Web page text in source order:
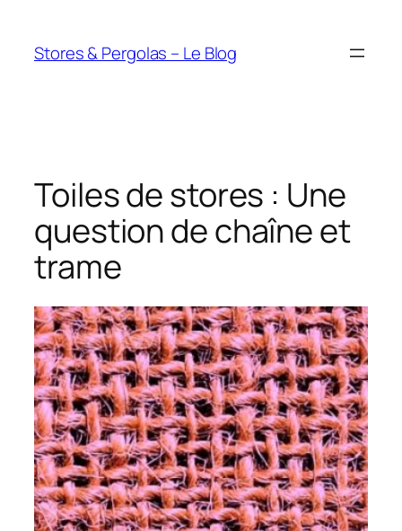
contenu
Stores & Pergolas – Le Blog
Toiles de stores : Une
question de chaîne et
trame